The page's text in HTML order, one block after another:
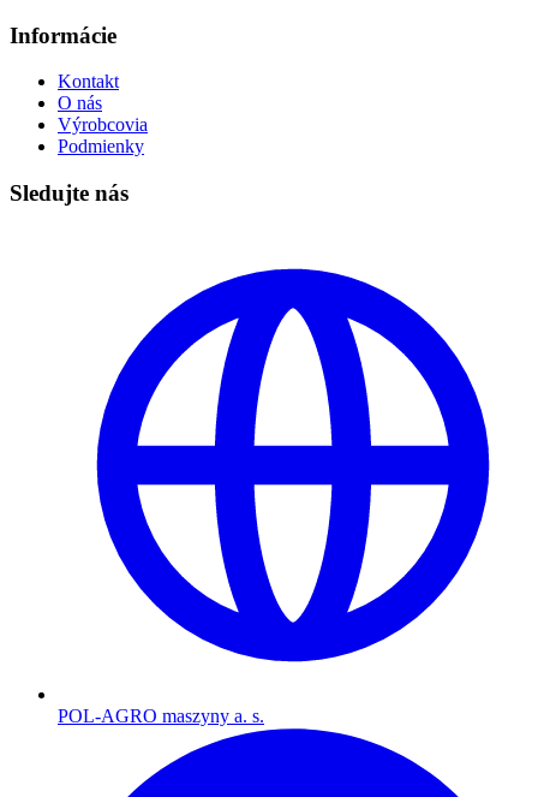
Informácie
Kontakt
O nás
Výrobcovia
Podmienky
Sledujte nás
POL-AGRO maszyny a. s.